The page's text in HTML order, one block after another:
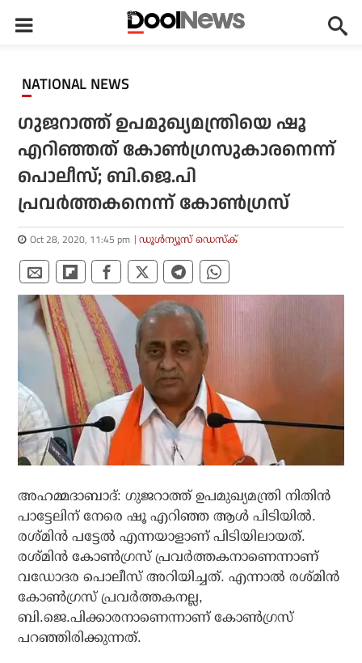
NATIONAL NEWS
ഗുജറാത്ത് ഉപമുഖ്യമന്ത്രിയെ ഷൂ
എറിഞ്ഞത് കോണ്‍ഗ്രസുകാരനെന്ന്
പൊലീസ്; ബി.ജെ.പി
പ്രവര്‍ത്തകനെന്ന് കോണ്‍ഗ്രസ്
Oct 28, 2020, 11:45 pm ഡൂള്‍ന്യൂസ് ഡെസ്‌ക്
അഹമ്മദാബാദ്: ഗുജറാത്ത് ഉപമുഖ്യമന്ത്രി നിതിന്‍
പാട്ടേലിന് നേരെ ഷൂ എറിഞ്ഞ ആള്‍ പിടിയില്‍.
രശ്മിന്‍ പട്ടേല്‍ എന്നയാളാണ് പിടിയിലായത്.
രശ്മിന്‍ കോണ്‍ഗ്രസ് പ്രവര്‍ത്തകനാണെന്നാണ്
വഡോദര പൊലീസ് അറിയിച്ചത്. എന്നാല്‍ രശ്മിന്‍
കോണ്‍ഗ്രസ് പ്രവര്‍ത്തകനല്ല,
ബി.ജെ.പിക്കാരനാണെന്നാണ് കോണ്‍ഗ്രസ്
പറഞ്ഞിരിക്കുന്നത്.